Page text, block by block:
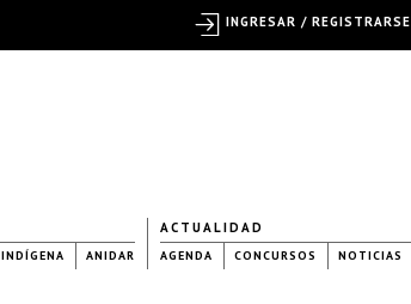
INDÍGENA ANIDAR
ACTUALIDAD
AGENDA CONCURSOS NOTICIAS
INGRESAR / REGISTRARSE